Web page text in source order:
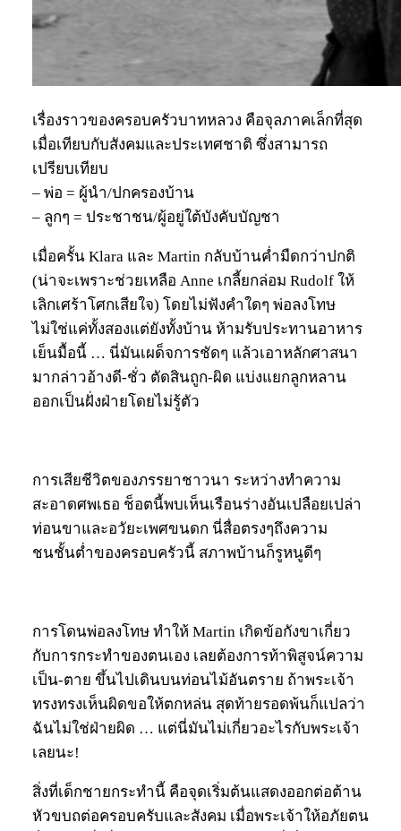
เรื่องราวของครอบครัวบาทหลวง คือจุลภาคเล็กที่สุด
เมื่อเทียบกับสังคมและประเทศชาติ ซึ่งสามารถ
เปรียบเทียบ
– พ่อ = ผู้นำ/ปกครองบ้าน
– ลูกๆ = ประชาชน/ผู้อยู่ใต้บังคับบัญชา
เมื่อครั้น Klara และ Martin กลับบ้านค่ำมืดกว่าปกติ
(น่าจะเพราะช่วยเหลือ Anne เกลี้ยกล่อม Rudolf ให้
เลิกเศร้าโศกเสียใจ) โดยไม่ฟังคำใดๆ พ่อลงโทษ
ไม่ใช่แค่ทั้งสองแต่ยังทั้งบ้าน ห้ามรับประทานอาหาร
เย็นมื้อนี้ … นี่มันเผด็จการชัดๆ แล้วเอาหลักศาสนา
มากล่าวอ้างดี-ชั่ว ตัดสินถูก-ผิด แบ่งแยกลูกหลาน
ออกเป็นฝั่งฝ่ายโดยไม่รู้ตัว
การเสียชีวิตของภรรยาชาวนา ระหว่างทำความ
สะอาดศพเธอ ช็อตนี้พบเห็นเรือนร่างอันเปลือยเปล่า
ท่อนขาและอวัยะเพศขนดก นี่สื่อตรงๆถึงความ
ชนชั้นต่ำของครอบครัวนี้ สภาพบ้านก็รูหนูดีๆ
การโดนพ่อลงโทษ ทำให้ Martin เกิดข้อกังขาเกี่ยว
กับการกระทำของตนเอง เลยต้องการท้าพิสูจน์ความ
เป็น-ตาย ขึ้นไปเดินบนท่อนไม้อันตราย ถ้าพระเจ้า
ทรงทรงเห็นผิดขอให้ตกหล่น สุดท้ายรอดพ้นก็แปลว่า
ฉันไม่ใช่ฝ่ายผิด … แต่นี่มันไม่เกี่ยวอะไรกับพระเจ้า
เลยนะ!
สิ่งที่เด็กชายกระทำนี้ คือจุดเริ่มต้นแสดงออกต่อต้าน
หัวขบถต่อครอบครับและสังคม เมื่อพระเจ้าให้อภัยตน